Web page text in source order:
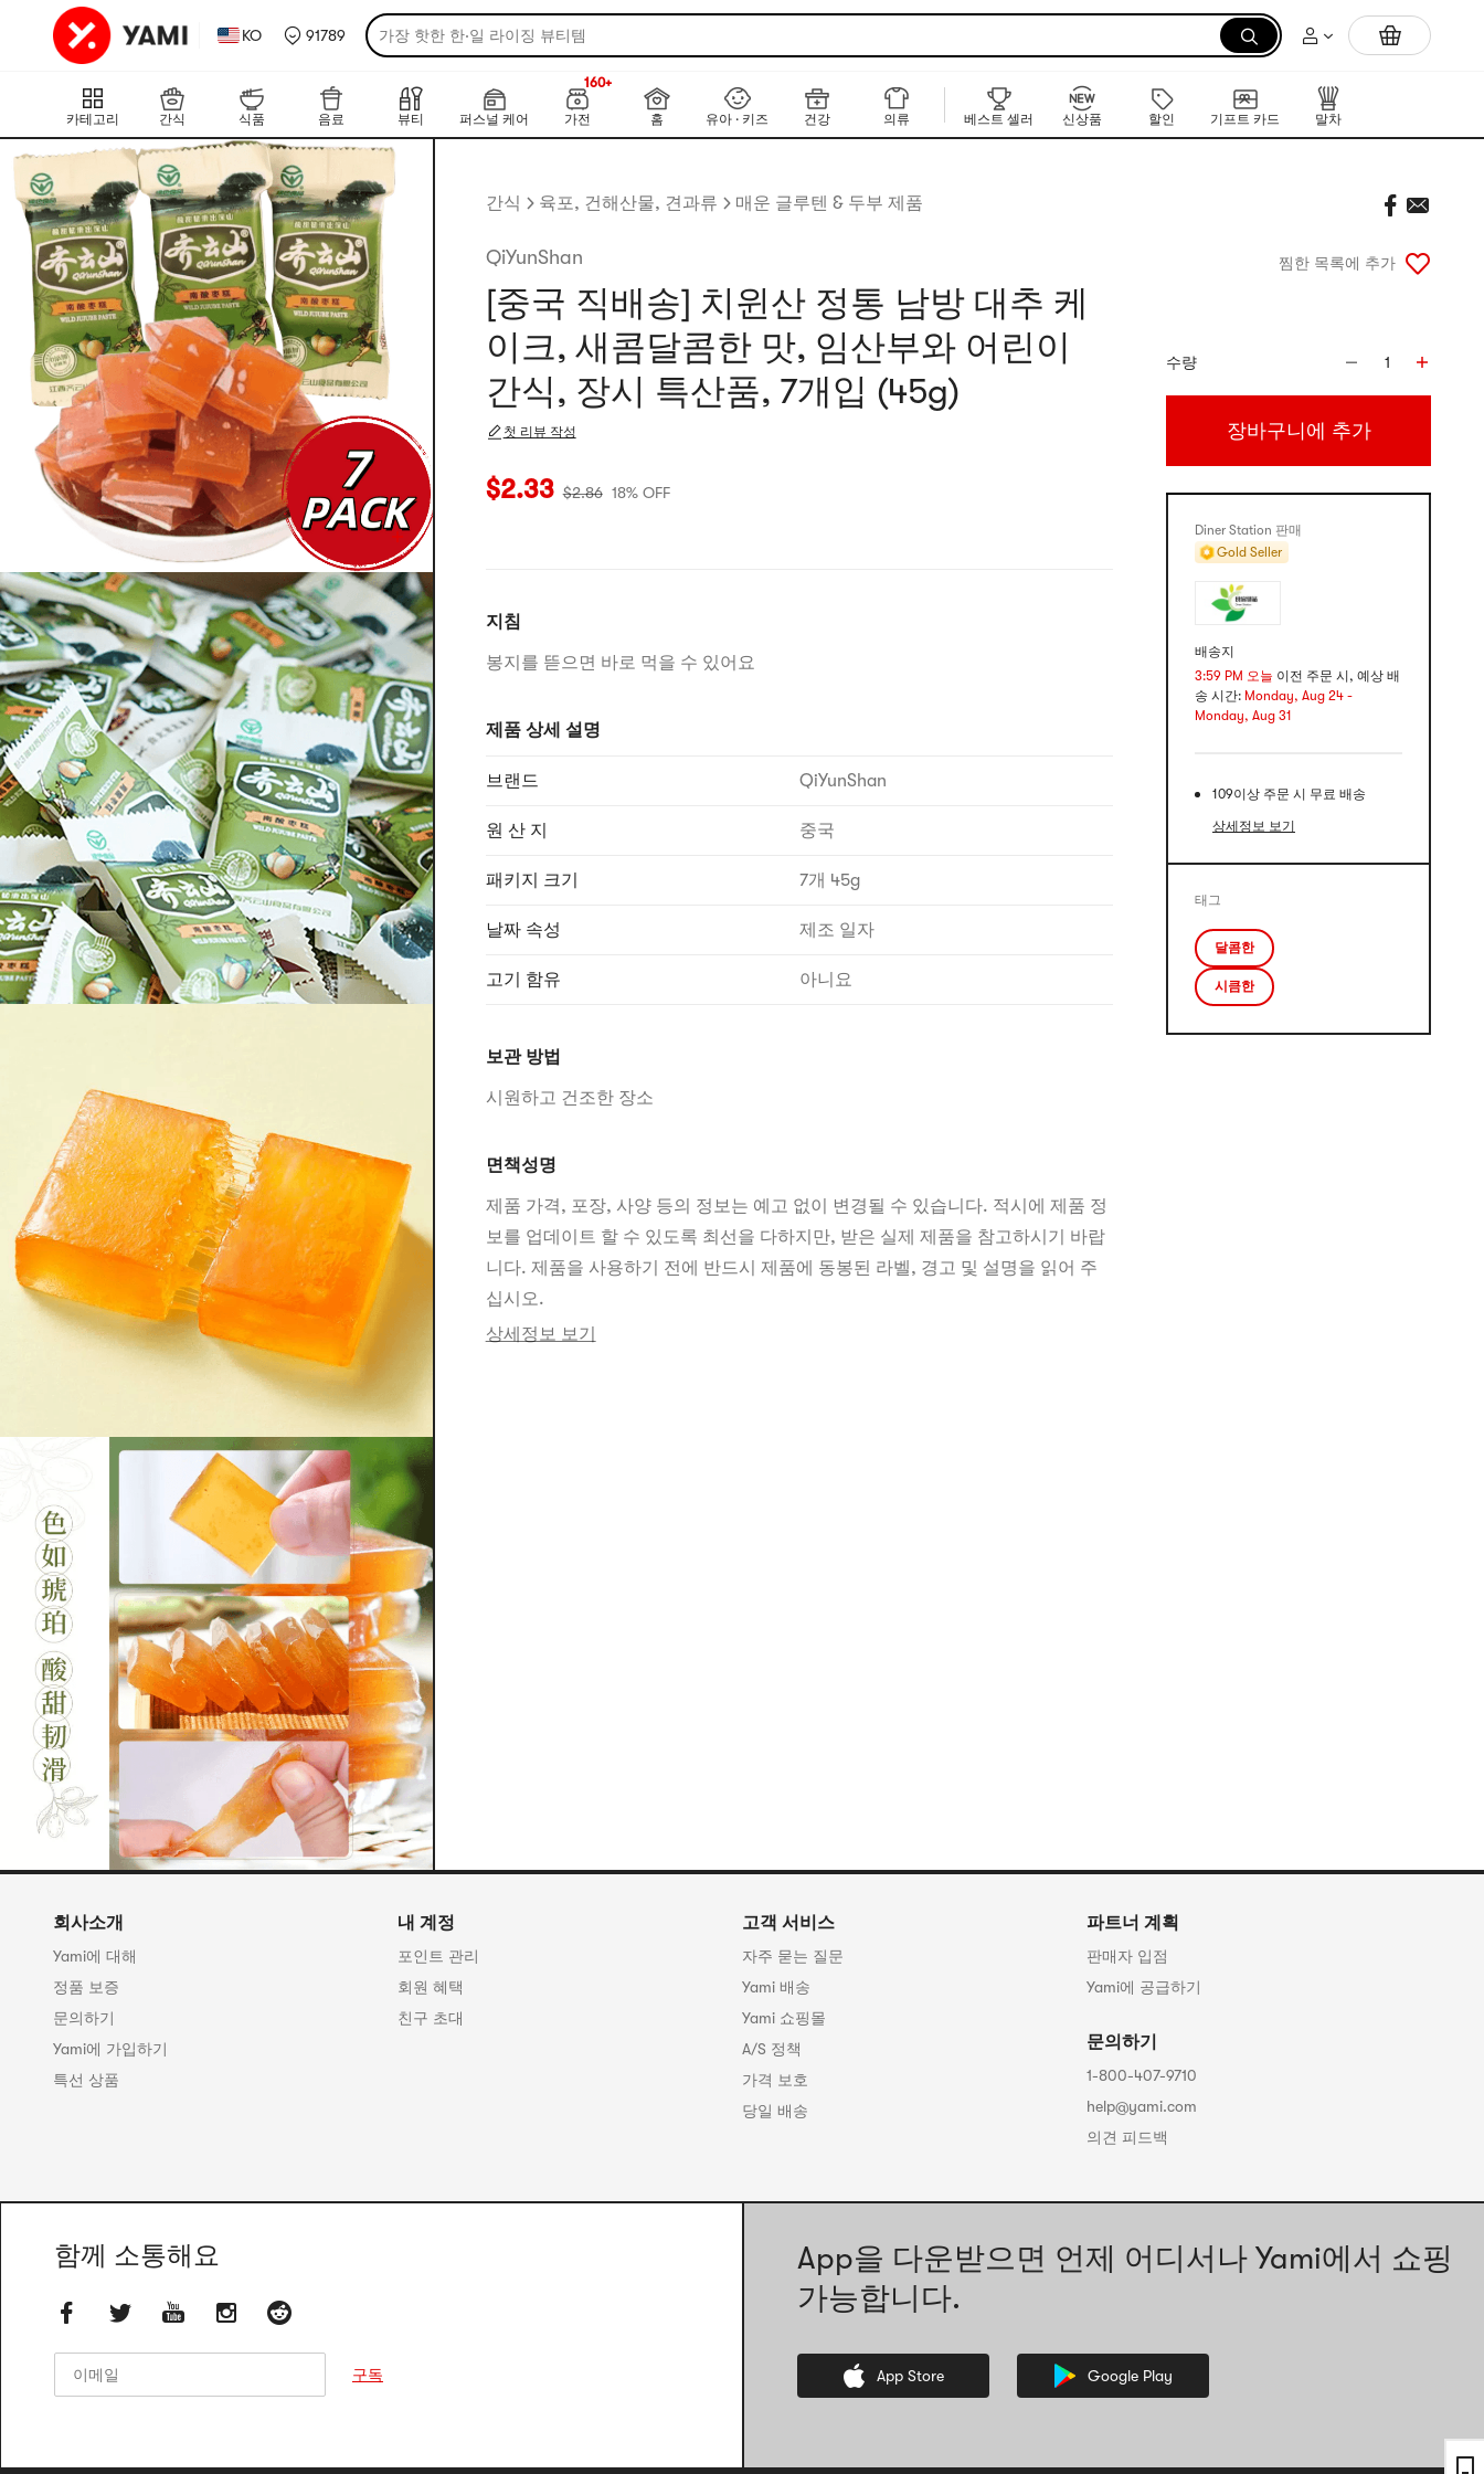
KO 91789 가장 핫한 한·일 라이징 뷰티템 먼저 만나는 K-뷰티 신작 라인업
카테고리 간식 식품 음료 뷰티 퍼스널 케어 가전
NEW
160+
홈
유아 · 키즈 건강 의류 베스트 셀러 신상품 할인 기프트 카드 말차
간식 육포, 건해산물, 견과류 매운 글루텐 & 두부 제품
QiYunShan
[중국 직배송] 치윈산 정통 남방 대추 케
이크, 새콤달콤한 맛, 임산부와 어린이
간식, 장시 특산품, 7개입 (45g)
첫 리뷰 작성
현재 가격: $2.33
$2.33 $2.86 18% OFF
지침
봉지를 뜯으면 바로 먹을 수 있어요
제품 상세 설명
브랜드 QiYunShan
원 산 지 중국
패키지 크기 7개 45g
날짜 속성 제조 일자
고기 함유 아니요
보관 방법
시원하고 건조한 장소
면책성명
제품 가격, 포장, 사양 등의 정보는 예고 없이 변경될 수 있습니다. 적시에 제품 정
보를 업데이트 할 수 있도록 최선을 다하지만, 받은 실제 제품을 참고하시기 바랍
니다. 제품을 사용하기 전에 반드시 제품에 동봉된 라벨, 경고 및 설명을 읽어 주
십시오.
상세정보 보기
찜한 목록에 추가
수량 1
장바구니에 추가
Diner Station 판매
Gold Seller
배송지
3:59 PM 오늘 이전 주문 시, 예상 배
송 시간: Monday, Aug 24 -
Monday, Aug 31
109이상 주문 시 무료 배송
상세정보 보기
태그
달콤한
시큼한
회사소개
Yami에 대해
정품 보증
문의하기
Yami에 가입하기
특선 상품
내 계정
포인트 관리
회원 혜택
친구 초대
고객 서비스
자주 묻는 질문
Yami 배송
Yami 쇼핑몰
A/S 정책
가격 보호
당일 배송
파트너 계획
판매자 입점
Yami에 공급하기
문의하기
1-800-407-9710
help@yami.com
의견 피드백
함께 소통해요
이메일
이메일
구독
App을 다운받으면 언제 어디서나 Yami에서 쇼핑
가능합니다.
App Store Google Play